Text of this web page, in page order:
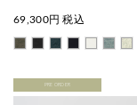
69,300円 税込
PRE ORDER